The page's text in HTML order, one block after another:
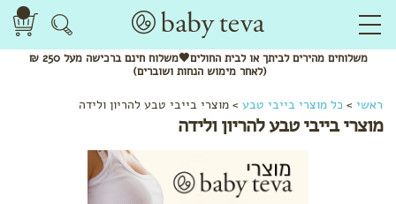
משלוחיםמהיריםלביתך או לבית החולים🖤משלוחחינם
ברכישה מעל 250 ₪
(לאחר מימוש הנחות ושוברים)
ראשי > כל מוצרי בייבי טבע > מוצרי בייבי טבע להריון ולידה
מוצרי בייבי טבע להריון ולידה